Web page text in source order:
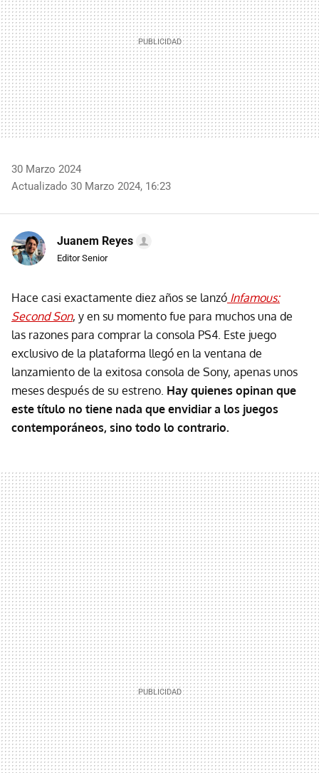
30 Marzo 2024
Actualizado 30 Marzo 2024, 16:23
Juanem Reyes
Editor Senior
Hace casi exactamente diez años se lanzó Infamous:
Second Son, y en su momento fue para muchos una de
las razones para comprar la consola PS4. Este juego
exclusivo de la plataforma llegó en la ventana de
lanzamiento de la exitosa consola de Sony, apenas unos
meses después de su estreno. Hay quienes opinan que
este título no tiene nada que envidiar a los juegos
contemporáneos, sino todo lo contrario.